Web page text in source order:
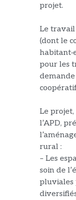
projet.
Le
(dont le
pour les
coopérat
Le
l’APD,
rural :
– Les
soin de
pluviales